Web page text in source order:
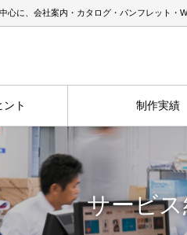
心に、会社案内・カタログ・パンフレット・
ント 制作実績
サービ